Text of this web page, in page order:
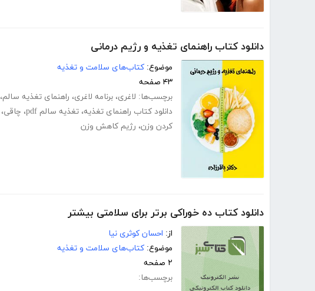
دانلود کتاب راهنمای تغذیه و رژیم درمانی
موضوع: کتاب‌های سلامت و تغذیه
۴۳ صفحه
برچسب‌ها: لاغری، برنامه لاغری، راهنمای تغذیه سالم،
دانلود کتاب راهنمای تغذیه، تغذیه سالم pdf ، چاقی،
کردن وزن، رژیم کاهش وزن
دانلود کتاب ده خوراکی برتر برای سلامتی بیشتر
از: احسان کوثری نیا
موضوع: کتاب‌های سلامت و تغذیه
۲ صفحه
برچسب‌ها: